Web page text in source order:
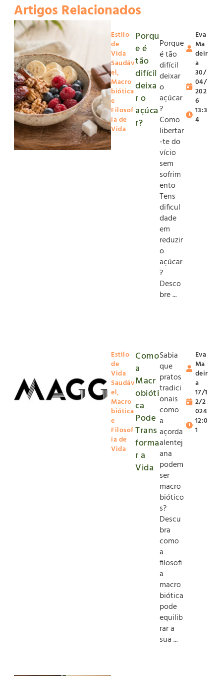
Artigos Relacionados
Estilo
de
Vida
Saudáv
el,
Macro
biótica
e
Filosof
ia de
Vida
Porqu
e é
tão
difícil
deixa
r o
açúca
r?
Porque
é tão
difícil
deixar
o
açúcar
?
Como
libertar
-te do
vício
sem
sofrim
ento
Tens
dificul
dade
em
reduzir
o
açúcar
?
Desco
bre ...
Eva
Ma
deir
a
30/
04/
202
6
13:3
4
Estilo
de
Vida
Saudáv
el,
Macro
biótica
e
Filosof
ia de
Vida
Como
a
Macr
obióti
ca
Pode
Trans
forma
r a
Vida
Sabia
que
pratos
tradici
onais
como
a
açorda
alentej
ana
podem
ser
macro
biótico
s?
Descu
bra
como
a
filosofi
a
macro
biótica
pode
equilib
rar a
sua ...
Eva
Ma
deir
a
17/1
2/2
024
12:0
1